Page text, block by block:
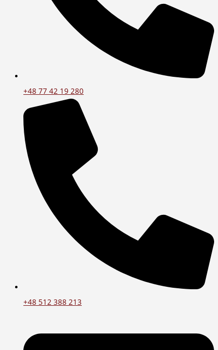
+48 77 42 19 280
+48 512 388 213